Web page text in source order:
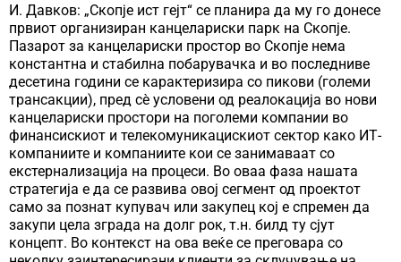
И. Давков: „Скопје ист гејт“ се планира да му го донесе
првиот организиран канцелариски парк на Скопје.
Пазарот за канцелариски простор во Скопје нема
константна и стабилна побарувачка и во последниве
десетина години се карактеризира со пикови (големи
трансакции), пред сè условени од реалокација во нови
канцелариски простори на поголеми компании во
финансискиот и телекомуникацискиот сектор како ИТ-
компаниите и компаниите кои се занимаваат со
екстернализација на процеси. Во оваа фаза нашата
стратегија е да се развива овој сегмент од проектот
само за познат купувач или закупец кој е спремен да
закупи цела зграда на долг рок, т.н. билд ту сјут
концепт. Во контекст на ова веќе се преговара со